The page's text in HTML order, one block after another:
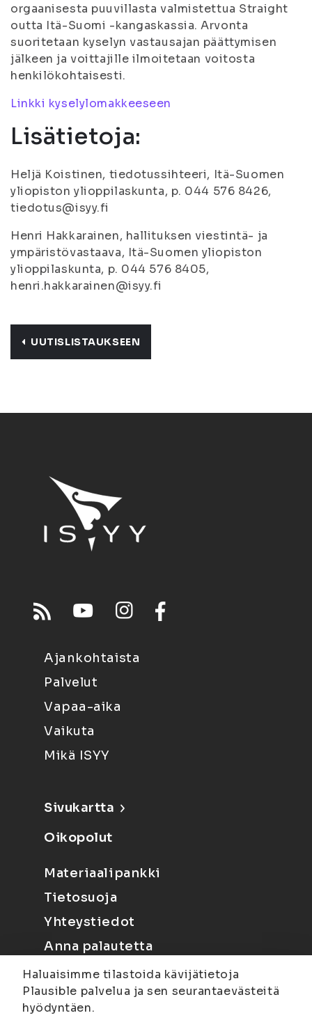
orgaanisesta puuvillasta valmistettua Straight
outta Itä-Suomi -kangaskassia. Arvonta
suoritetaan kyselyn vastausajan päättymisen
jälkeen ja voittajille ilmoitetaan voitosta
henkilökohtaisesti.
Linkki kyselylomakkeeseen
Lisätietoja:
Heljä Koistinen, tiedotussihteeri, Itä-Suomen
yliopiston ylioppilaskunta, p. 044 576 8426,
tiedotus@isyy.fi
Henri Hakkarainen, hallituksen viestintä- ja
ympäristövastaava, Itä-Suomen yliopiston
ylioppilaskunta, p. 044 576 8405,
henri.hakkarainen@isyy.fi
UUTISLISTAUKSEEN
Ajankohtaista
Palvelut
Vapaa-aika
Vaikuta
Mikä ISYY
Sivukartta
Oikopolut
Materiaalipankki
Tietosuoja
Yhteystiedot
Anna palautetta
Haluaisimme tilastoida kävijätietoja
Plausible palvelua ja sen seurantaevästeitä
hyödyntäen.